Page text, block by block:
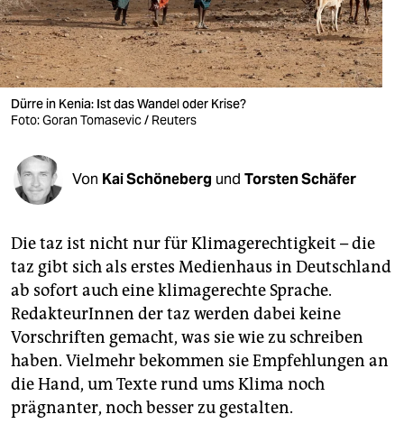
wahrheit
verlag
verlag
veranstaltungen
shop
fragen & hilfe
unterstützen
abo
genossenschaft
epaper login
Dürre in Kenia: Ist das Wandel oder Krise?
Foto: Goran Tomasevic / Reuters
Von Kai Schöneberg und Torsten Schäfer
Die taz ist nicht nur für Klimagerechtigkeit – die
taz gibt sich als erstes Medienhaus in Deutschland
ab sofort auch eine klimagerechte Sprache.
RedakteurInnen der taz werden dabei keine
Vorschriften gemacht, was sie wie zu schreiben
haben. Vielmehr bekommen sie Empfehlungen an
die Hand, um Texte rund ums Klima noch
prägnanter, noch besser zu gestalten.